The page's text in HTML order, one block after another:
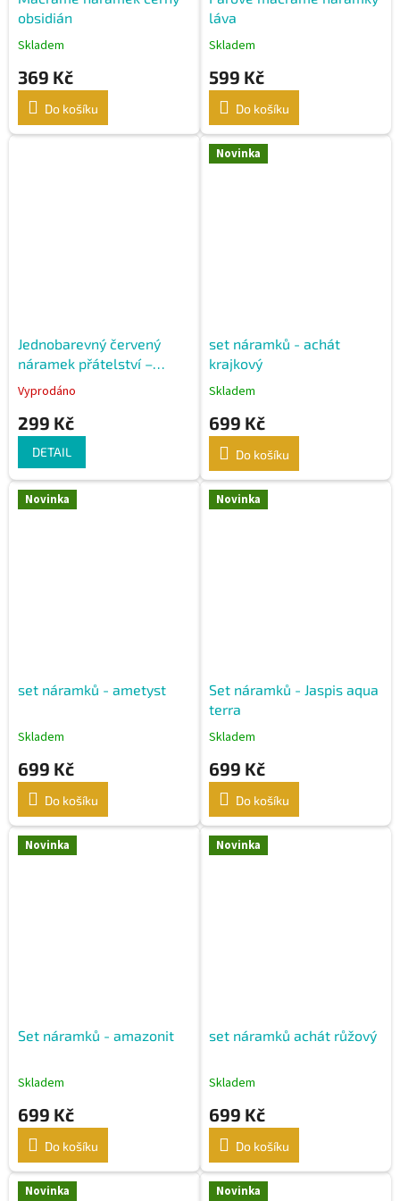
obsidián
Skladem
369 Kč
Do košíku
láva
Skladem
599 Kč
Do košíku
Jednobarevný červený
náramek přátelství –
ručně pletený
Vyprodáno
299 Kč
DETAIL
Novinka
set náramků - achát
krajkový
Skladem
699 Kč
Do košíku
Novinka
set náramků - ametyst
Skladem
699 Kč
Do košíku
Novinka
Set náramků - Jaspis aqua
terra
Skladem
699 Kč
Do košíku
Novinka
Set náramků - amazonit
Skladem
699 Kč
Do košíku
Novinka
set náramků achát růžový
Skladem
699 Kč
Do košíku
Novinka Novinka